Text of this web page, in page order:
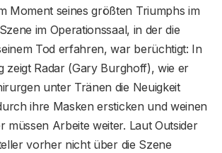
Moment seines größten Triumphs im
im Operationssaal, in der die
Tod erfahren, war berüchtigt: In
zeigt Radar (Gary Burghoff), wie er
unter Tränen die Neuigkeit
ihre Masken ersticken und weinen
müssen Arbeite weiter. Laut Outsider
vorher nicht über die Szene